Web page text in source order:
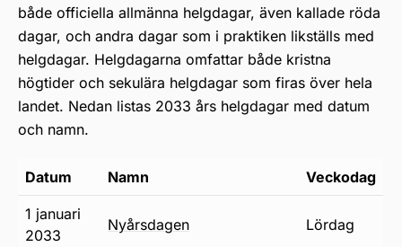
både officiella allmänna helgdagar, även kallade röda
dagar, och andra dagar som i praktiken likställs med
helgdagar. Helgdagarna omfattar både kristna
högtider och sekulära helgdagar som firas över hela
landet. Nedan listas 2033 års helgdagar med datum
och namn.
Datum Namn Veckodag
1 januari
2033
nyårsdagen lördag